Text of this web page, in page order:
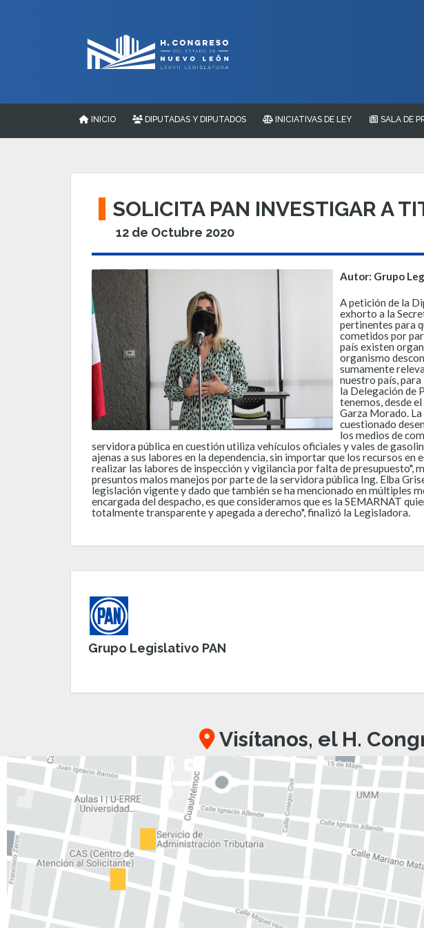
INICIO DIPUTADAS Y DIPUTADOS INICIATIVAS DE LEY SALA DE
SOLICITA PAN INVESTIGAR A
12 de Octubre 2020
Autor: Grupo
A petición de la
exhorto a la
pertinentes para
cometidos por
país existen
organismo
sumamente
nuestro país, para
la Delegación de
tenemos, desde
Garza Morado.
cuestionado
los medios de
servidora pública en cuestión utiliza vehículos oficiales y vales de
ajenas a sus labores en la dependencia, sin importar que los recursos
realizar las labores de inspección y vigilancia por falta de presupuesto",
presuntos malos manejos por parte de la servidora pública Ing. Elba
legislación vigente y dado que también se ha mencionado en múltiples
encargada del despacho, es que consideramos que es la SEMARNAT
totalmente transparente y apegada a derecho", finalizó la Legisladora.
Grupo Legislativo PAN
Visítanos, el H.